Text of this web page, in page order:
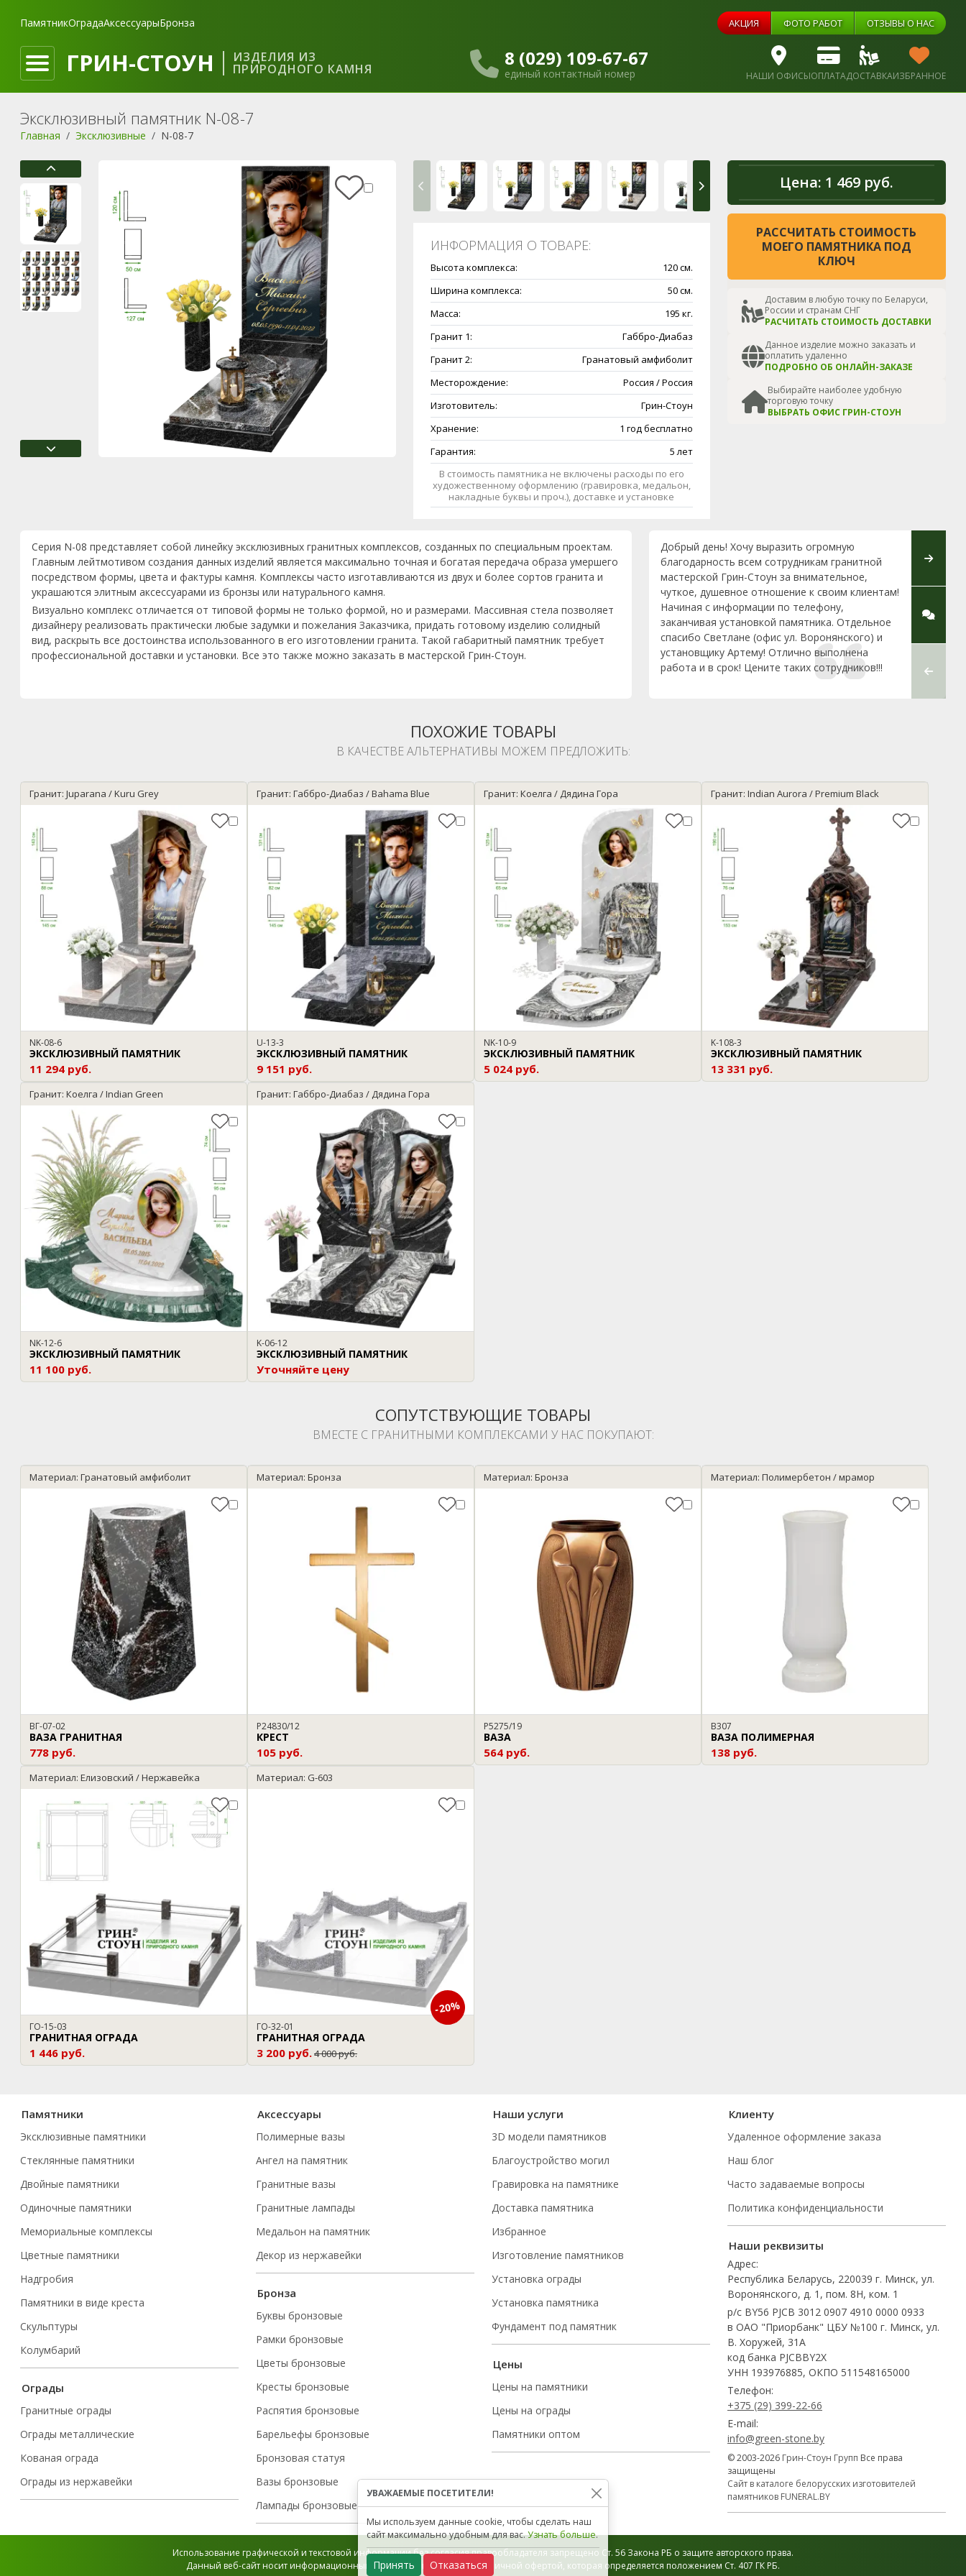
ПамятникОградаАксессуарыБронза АКЦИЯ ФОТО РАБОТ ОТЗЫВЫ О НАС
ГРИН-СТОУН ИЗДЕЛИЯ ИЗ
ПРИРОДНОГО КАМНЯ 8 (029) 109-67-67
единый контактный номер НАШИ ОФИСЫОПЛАТАДОСТАВКАИЗБРАННОЕ
Эксклюзивный памятник N-08-7
Главная Эксклюзивные N-08-7
Цена: 1 469 руб.
РАССЧИТАТЬ СТОИМОСТЬ
МОЕГО ПАМЯТНИКА ПОД
КЛЮЧ
Доставим в любую точку по Беларуси,
России и странам СНГ
РАСЧИТАТЬ СТОИМОСТЬ ДОСТАВКИ
Данное изделие можно заказать и
оплатить удаленно
ПОДРОБНО ОБ ОНЛАЙН-ЗАКАЗЕ
Выбирайте наиболее удобную
торговую точку
ВЫБРАТЬ ОФИС ГРИН-СТОУН
ИНФОРМАЦИЯ О ТОВАРЕ:
Высота комплекса:
120 см.
Ширина комплекса:
50 см.
Масса:
195 кг.
Гранит 1:
Габбро-Диабаз
Гранит 2:
Гранатовый амфиболит
Месторождение:
Россия / Россия
Изготовитель:
Грин-Стоун
Хранение:
1 год бесплатно
Гарантия:
5 лет
В стоимость памятника не включены расходы по его
художественному оформлению (гравировка, медальон,
накладные буквы и проч.), доставке и установке
Серия N-08 представляет собой линейку эксклюзивных гранитных комплексов, созданных по специальным проектам.
Главным лейтмотивом создания данных изделий является максимально точная и богатая передача образа умершего
посредством формы, цвета и фактуры камня. Комплексы часто изготавливаются из двух и более сортов гранита и
украшаются элитным аксессуарами из бронзы или натурального камня.
Визуально комплекс отличается от типовой формы не только формой, но и размерами. Массивная стела позволяет
дизайнеру реализовать практически любые задумки и пожелания Заказчика, придать готовому изделию солидный
вид, раскрыть все достоинства использованного в его изготовлении гранита. Такой габаритный памятник требует
профессиональной доставки и установки. Все это также можно заказать в мастерской Грин-Стоун.
Добрый день! Хочу выразить огромную
благодарность всем сотрудникам гранитной
мастерской Грин-Стоун за внимательное,
чуткое, душевное отношение к своим клиентам!
Начиная с информации по телефону,
заканчивая установкой памятника. Отдельное
спасибо Светлане (офис ул. Воронянского) и
установщику Артему! Отлично выполнена
работа и в срок! Цените таких сотрудников!!!
первой
ПОХОЖИЕ ТОВАРЫ
В КАЧЕСТВЕ АЛЬТЕРНАТИВЫ МОЖЕМ ПРЕДЛОЖИТЬ:
Гранит: Juparana / Kuru Grey
NK-08-6
ЭКСКЛЮЗИВНЫЙ ПАМЯТНИК
11 294 руб.
Гранит: Габбро-Диабаз / Bahama Blue
U-13-3
ЭКСКЛЮЗИВНЫЙ ПАМЯТНИК
9 151 руб.
Гранит: Коелга / Дядина Гора
NK-10-9
ЭКСКЛЮЗИВНЫЙ ПАМЯТНИК
5 024 руб.
Гранит: Indian Aurora / Premium Black
K-108-3
ЭКСКЛЮЗИВНЫЙ ПАМЯТНИК
13 331 руб.
Гранит: Коелга / Indian Green
NK-12-6
ЭКСКЛЮЗИВНЫЙ ПАМЯТНИК
11 100 руб.
Гранит: Габбро-Диабаз / Дядина Гора
K-06-12
ЭКСКЛЮЗИВНЫЙ ПАМЯТНИК
Уточняйте цену
СОПУТСТВУЮЩИЕ ТОВАРЫ
ВМЕСТЕ С ГРАНИТНЫМИ КОМПЛЕКСАМИ У НАС ПОКУПАЮТ:
Материал: Гранатовый амфиболит
ВГ-07-02
ВАЗА ГРАНИТНАЯ
778 руб.
Материал: Бронза
P24830/12
КРЕСТ
105 руб.
Материал: Бронза
P5275/19
ВАЗА
564 руб.
Материал: Полимербетон / мрамор
В307
ВАЗА ПОЛИМЕРНАЯ
138 руб.
Материал: Елизовский / Нержавейка
ГО-15-03
ГРАНИТНАЯ ОГРАДА
1 446 руб.
Материал: G-603
ГО-32-01
ГРАНИТНАЯ ОГРАДА
3 200 руб.4 000 руб.
-20%
Памятники
Эксклюзивные памятники
Стеклянные памятники
Двойные памятники
Одиночные памятники
Мемориальные комплексы
Цветные памятники
Надгробия
Памятники в виде креста
Скульптуры
Колумбарий
Ограды
Гранитные ограды
Ограды металлические
Кованая ограда
Ограды из нержавейки
Аксессуары
Полимерные вазы
Ангел на памятник
Гранитные вазы
Гранитные лампады
Медальон на памятник
Декор из нержавейки
Бронза
Буквы бронзовые
Рамки бронзовые
Цветы бронзовые
Кресты бронзовые
Распятия бронзовые
Барельефы бронзовые
Бронзовая статуя
Вазы бронзовые
Лампады бронзовые
Наши услуги
3D модели памятников
Благоустройство могил
Гравировка на памятнике
Доставка памятника
Избранное
Изготовление памятников
Установка ограды
Установка памятника
Фундамент под памятник
Цены
Цены на памятники
Цены на ограды
Памятники оптом
Клиенту
Удаленное оформление заказа
Наш блог
Часто задаваемые вопросы
Политика конфиденциальности
Наши реквизиты
Адрес:
Республика Беларусь, 220039 г. Минск, ул.
Воронянского, д. 1, пом. 8Н, ком. 1
р/с BY56 PJCB 3012 0907 4910 0000 0933
в ОАО "Приорбанк" ЦБУ №100 г. Минск, ул.
В. Хоружей, 31А
код банка PJCBBY2X
УНН 193976885, ОКПО 511548165000
Телефон:
+375 (29) 399-22-66
E-mail:
info@green-stone.by
© 2003-2026 Грин-Стоун Групп Все права
защищены
Сайт в каталоге белорусских изготовителей
памятников FUNERAL.BY
Использование графической и текстовой информации без согласия правообладателя запрещено Ст. 56 Закона РБ о защите авторского права.
Данный веб-сайт носит информационный характер и не является публичной офертой, которая определяется положением Ст. 407 ГК РБ.
УВАЖАЕМЫЕ ПОСЕТИТЕЛИ!
Мы используем данные cookie, чтобы сделать наш
сайт максимально удобным для вас.Узнать больше.
Принять Отказаться